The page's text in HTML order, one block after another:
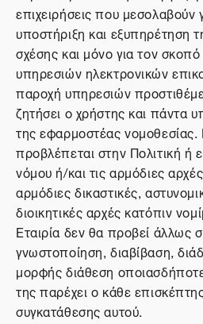
επιχειρήσεις που
υποστήριξη και εξυπηρέτηση
σχέσης και μόνο για τον
υπηρεσιών ηλεκτρονικών
παροχή υπηρεσιών
ζητήσει ο χρήστης και πάντα
της εφαρμοστέας
προβλέπεται στην Πολιτική ή
νόμου ή/και τις αρμόδιες
αρμόδιες δικαστικές,
διοικητικές αρχές κατόπιν
Εταιρία δεν θα προβεί άλλως
γνωστοποίηση, διαβίβαση,
μορφής διάθεση
της παρέχει ο κάθε
συγκατάθεσης αυτού.